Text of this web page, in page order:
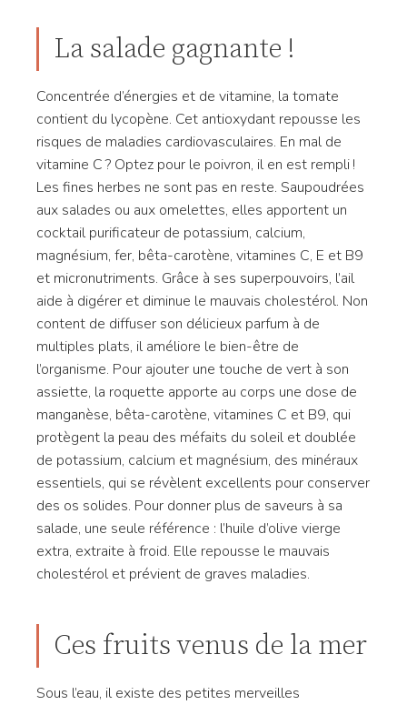
La salade gagnante !
Concentrée d’énergies et de vitamine, la tomate
contient du lycopène. Cet antioxydant repousse les
risques de maladies cardiovasculaires. En mal de
vitamine C ? Optez pour le poivron, il en est rempli !
Les fines herbes ne sont pas en reste. Saupoudrées
aux salades ou aux omelettes, elles apportent un
cocktail purificateur de potassium, calcium,
magnésium, fer, bêta-carotène, vitamines C, E et B9
et micronutriments. Grâce à ses superpouvoirs, l’ail
aide à digérer et diminue le mauvais cholestérol. Non
content de diffuser son délicieux parfum à de
multiples plats, il améliore le bien-être de
l’organisme. Pour ajouter une touche de vert à son
assiette, la roquette apporte au corps une dose de
manganèse, bêta-carotène, vitamines C et B9, qui
protègent la peau des méfaits du soleil et doublée
de potassium, calcium et magnésium, des minéraux
essentiels, qui se révèlent excellents pour conserver
des os solides. Pour donner plus de saveurs à sa
salade, une seule référence : l’huile d’olive vierge
extra, extraite à froid. Elle repousse le mauvais
cholestérol et prévient de graves maladies.
Ces fruits venus de la mer
Sous l’eau, il existe des petites merveilles